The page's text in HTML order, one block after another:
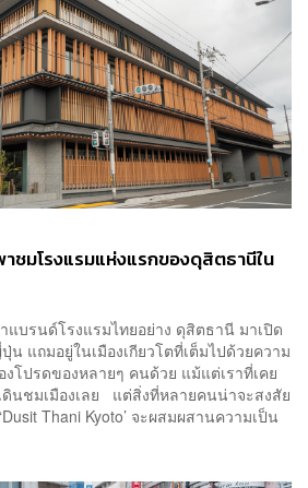
ชมโรงแรมแห่งแรกของดุสิตธานีใน
แบรนด์โรงแรมไทยอย่าง ดุสิตธานี มาเปิด
แถมอยู่ในเมืองเกียวโตที่เต็มไปด้วยความ
งโปรดของหลายๆ คนด้วย แม้แต่เราที่เคย
ดินชมเมืองเลย แต่สิ่งที่หลายคนน่าจะสงสัย
Thani Kyoto’ จะผสมผสานความเป็น